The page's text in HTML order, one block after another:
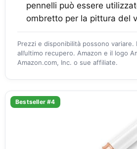
pennelli può essere
ombretto per la pittura del
Prezzi e disponibilità possono variare.
all’ultimo recupero. Amazon e il logo
Amazon.com, Inc. o sue affiliate.
Bestseller #4